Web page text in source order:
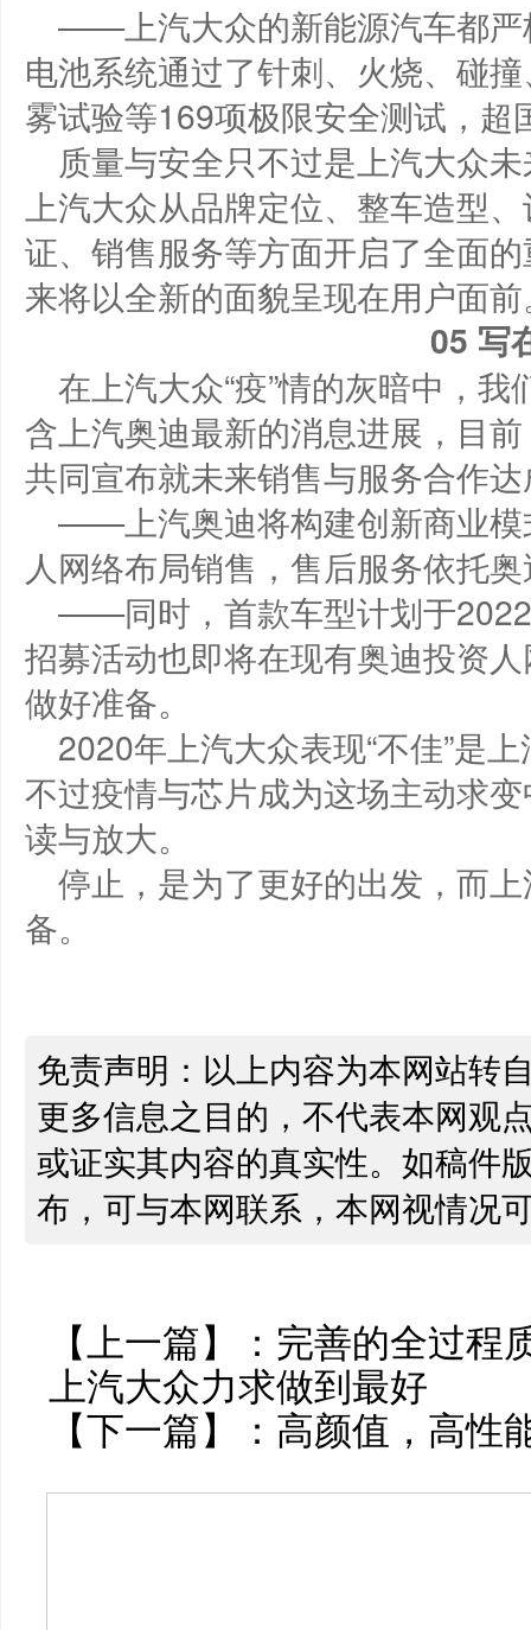
——上汽大众的新能源汽车都严
电池系统通过了针刺、火烧、碰
雾试验等169项极限安全测试，超
质量与安全只不过是上汽大众
上汽大众从品牌定位、整车造型
证、销售服务等方面开启了全面
来将以全新的面貌呈现在用户面
05 写
在上汽大众“疫”情的灰暗中，
含上汽奥迪最新的消息进展，目
共同宣布就未来销售与服务合作
——上汽奥迪将构建创新商业模
人网络布局销售，售后服务依托
——同时，首款车型计划于
招募活动也即将在现有奥迪投资
做好准备。
2020年上汽大众表现“不佳”是
不过疫情与芯片成为这场主动求
读与放大。
停止，是为了更好的出发，而
备。
免责声明：以上内容为本网站转
更多信息之目的，不代表本网观
或证实其内容的真实性。如稿件
布，可与本网联系，本网视情况
【上一篇】： 完善的全过程
上汽大众力求做到最好
【下一篇】： 高颜值，高性